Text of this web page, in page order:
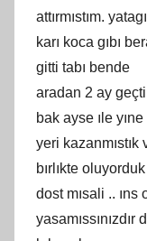
attırmıstım.
karı koca gıbı
gitti tabı bende
aradan 2 ay geçti
bak ayse ıle yıne
yeri kazanmıstık
bırlıkte oluyorduk
dost mısali .. ıns
yasamıssınızdır